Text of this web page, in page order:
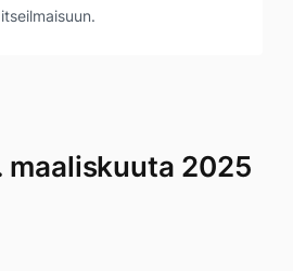
maaliskuuta 2025